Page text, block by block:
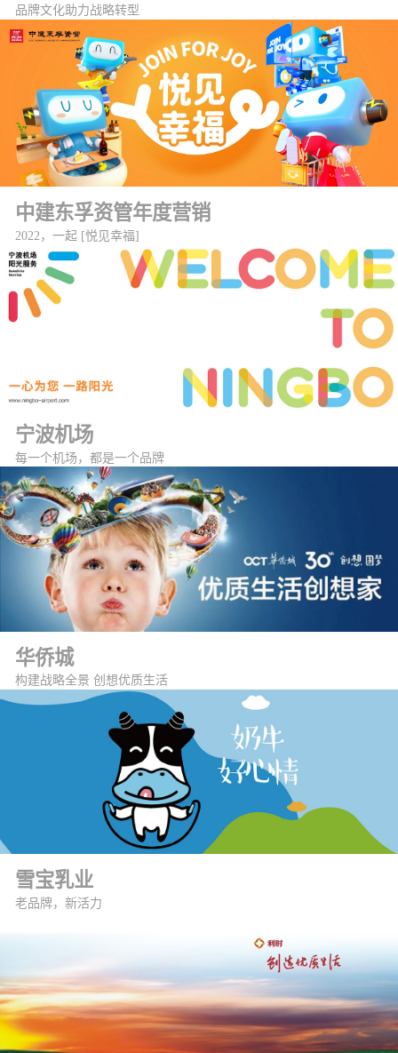
品牌文化助力战略转型
中建东孚资管年度营销
2022，一起 [悦见幸福]
宁波机场
每一个机场，都是一个品牌
华侨城
构建战略全景 创想优质生活
雪宝乳业
老品牌，新活力